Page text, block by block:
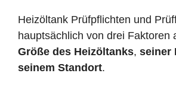
Heizöltank Prüfpflichten und
hauptsächlich von drei Faktoren
Größe des Heizöltanks, seiner
seinem Standort.